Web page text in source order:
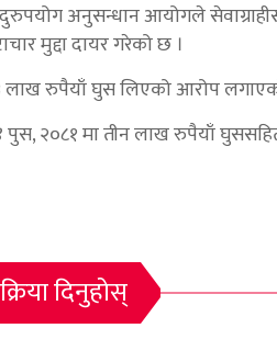
अनुसन्धान आयोगले
मुद्दा दायर गरेको छ ।
लाख रुपैयाँ घुस लिएको आरोप
२०८१ मा तीन लाख रुपैयाँ
दिनुहोस्